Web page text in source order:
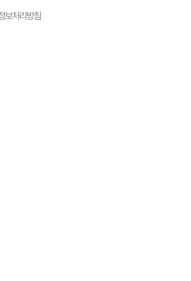
보처리방침